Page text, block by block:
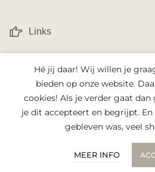
Links
Nieuwsbrief
VOEG TOE
Hé jij daar! Wij willen je
bieden op onze website.
cookies! Als je verder gaat
je dit accepteert en begrijpt.
gebleven was, veel
MEER INFO